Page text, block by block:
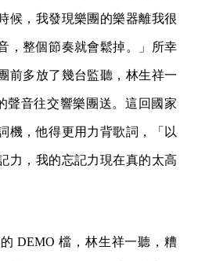
候，我發現樂團的樂器離我很
，整個節奏就會鬆掉。」所幸
前多放了幾台監聽，林生祥一
聲音往交響樂團送。這回國家
機，他得更用力背歌詞，「以
力，我的忘記力現在真的太高
DEMO 檔，林生祥一聽，糟